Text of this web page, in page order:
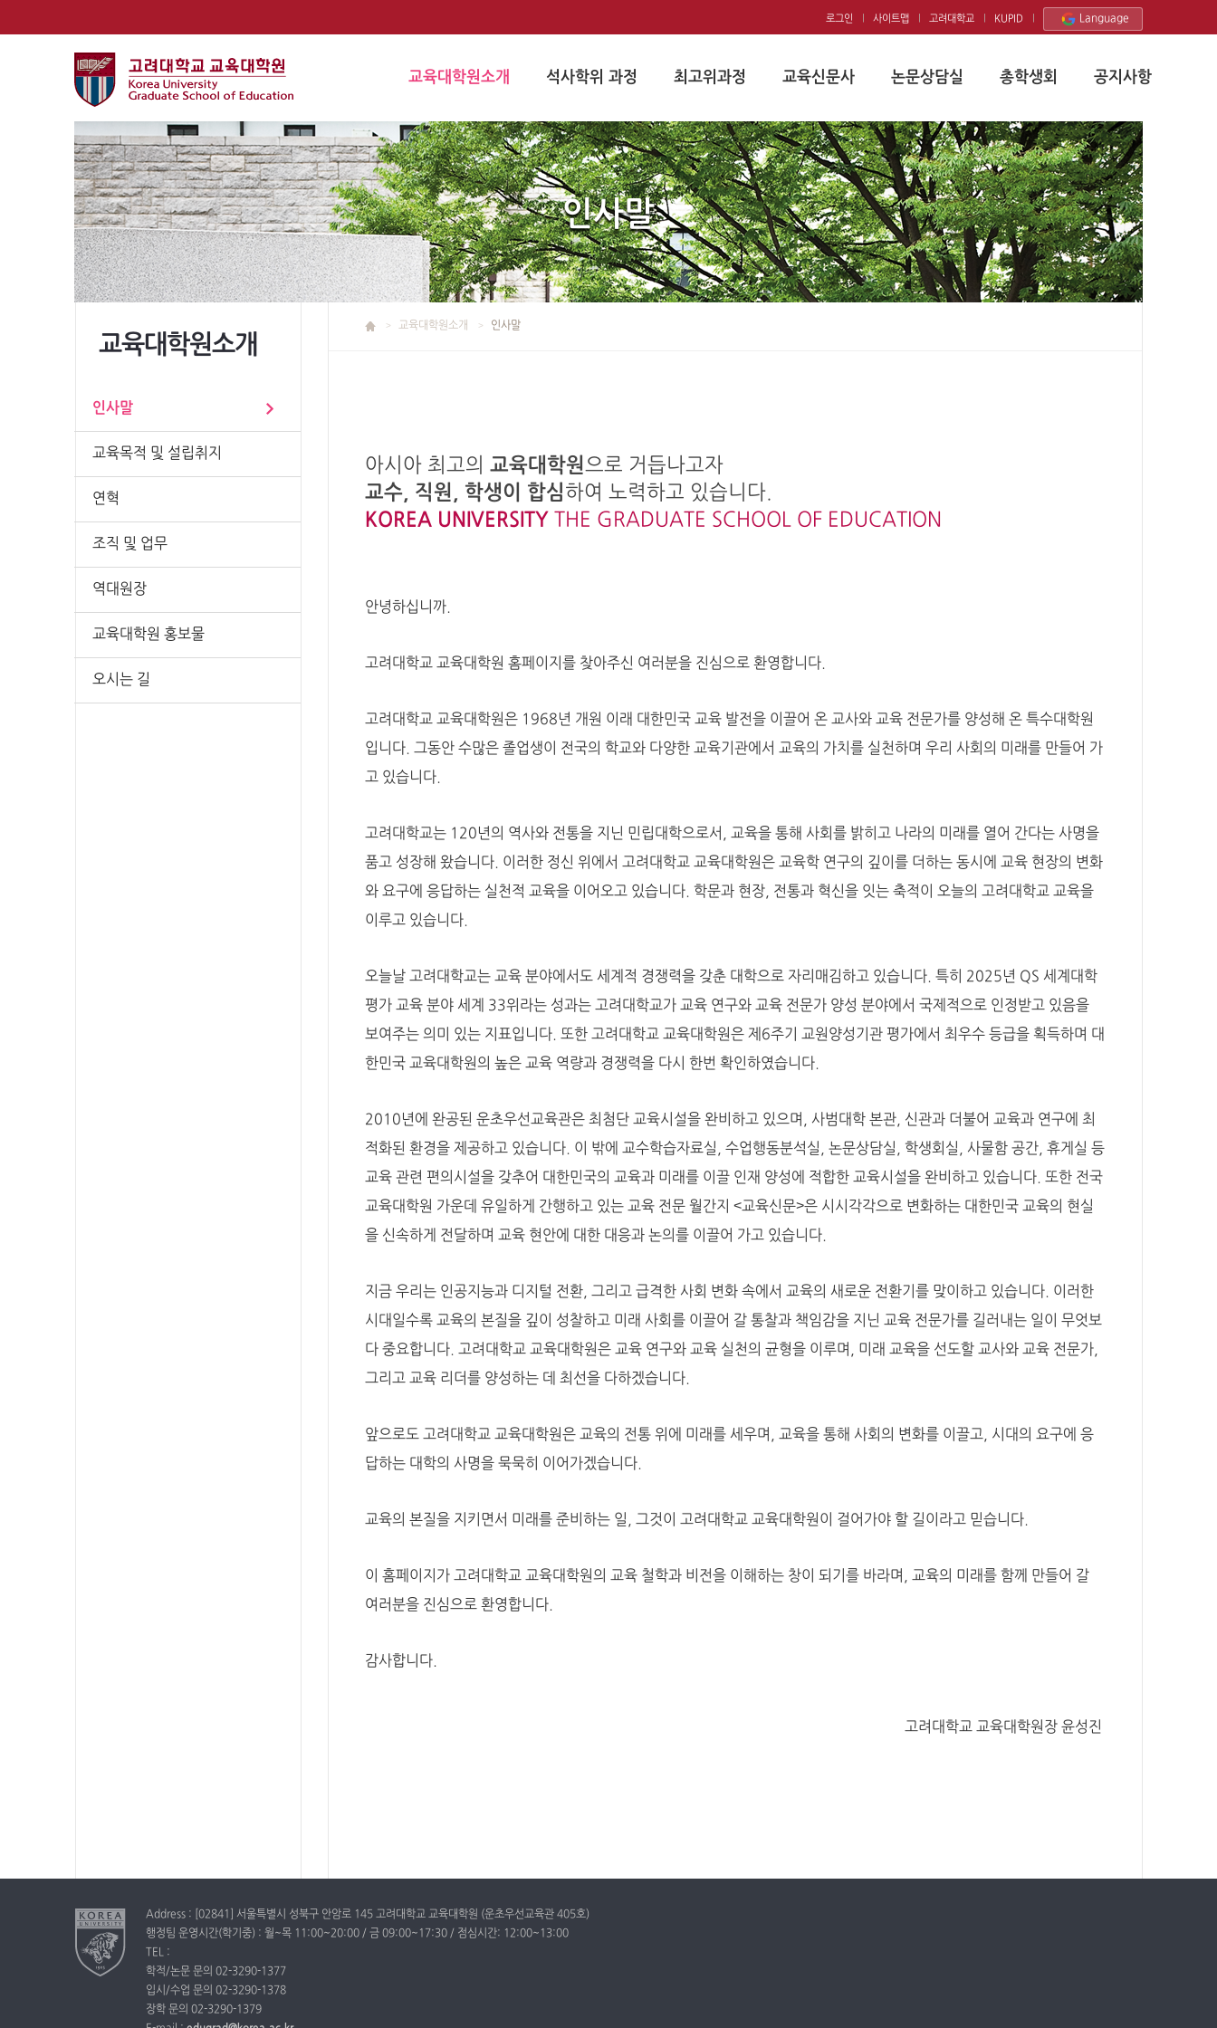
로그인 사이트맵 고려대학교 KUPID Language
교육대학원소개 석사학위 과정 최고위과정 교육신문사 논문상담실 총학생회 공지사항
인사말
교육대학원소개
인사말
교육목적 및 설립취지
연혁
조직 및 업무
역대원장
교육대학원 홍보물
오시는 길
교육대학원소개 인사말
아시아 최고의 교육대학원으로 거듭나고자
교수, 직원, 학생이 합심하여 노력하고 있습니다.
KOREA UNIVERSITY THE GRADUATE SCHOOL OF EDUCATION
안녕하십니까.
고려대학교 교육대학원 홈페이지를 찾아주신 여러분을 진심으로 환영합니다.
고려대학교 교육대학원은 1968년 개원 이래 대한민국 교육 발전을 이끌어 온 교사와 교육 전문가를 양성해 온 특수대학원
입니다. 그동안 수많은 졸업생이 전국의 학교와 다양한 교육기관에서 교육의 가치를 실천하며 우리 사회의 미래를 만들어 가
고 있습니다.
고려대학교는 120년의 역사와 전통을 지닌 민립대학으로서, 교육을 통해 사회를 밝히고 나라의 미래를 열어 간다는 사명을
품고 성장해 왔습니다. 이러한 정신 위에서 고려대학교 교육대학원은 교육학 연구의 깊이를 더하는 동시에 교육 현장의 변화
와 요구에 응답하는 실천적 교육을 이어오고 있습니다. 학문과 현장, 전통과 혁신을 잇는 축적이 오늘의 고려대학교 교육을
이루고 있습니다.
오늘날 고려대학교는 교육 분야에서도 세계적 경쟁력을 갖춘 대학으로 자리매김하고 있습니다. 특히 2025년 QS 세계대학
평가 교육 분야 세계 33위라는 성과는 고려대학교가 교육 연구와 교육 전문가 양성 분야에서 국제적으로 인정받고 있음을
보여주는 의미 있는 지표입니다. 또한 고려대학교 교육대학원은 제6주기 교원양성기관 평가에서 최우수 등급을 획득하며 대
한민국 교육대학원의 높은 교육 역량과 경쟁력을 다시 한번 확인하였습니다.
2010년에 완공된 운초우선교육관은 최첨단 교육시설을 완비하고 있으며, 사범대학 본관, 신관과 더불어 교육과 연구에 최
적화된 환경을 제공하고 있습니다. 이 밖에 교수학습자료실, 수업행동분석실, 논문상담실, 학생회실, 사물함 공간, 휴게실 등
교육 관련 편의시설을 갖추어 대한민국의 교육과 미래를 이끌 인재 양성에 적합한 교육시설을 완비하고 있습니다. 또한 전국
교육대학원 가운데 유일하게 간행하고 있는 교육 전문 월간지 <교육신문>은 시시각각으로 변화하는 대한민국 교육의 현실
을 신속하게 전달하며 교육 현안에 대한 대응과 논의를 이끌어 가고 있습니다.
지금 우리는 인공지능과 디지털 전환, 그리고 급격한 사회 변화 속에서 교육의 새로운 전환기를 맞이하고 있습니다. 이러한
시대일수록 교육의 본질을 깊이 성찰하고 미래 사회를 이끌어 갈 통찰과 책임감을 지닌 교육 전문가를 길러내는 일이 무엇보
다 중요합니다. 고려대학교 교육대학원은 교육 연구와 교육 실천의 균형을 이루며, 미래 교육을 선도할 교사와 교육 전문가,
그리고 교육 리더를 양성하는 데 최선을 다하겠습니다.
앞으로도 고려대학교 교육대학원은 교육의 전통 위에 미래를 세우며, 교육을 통해 사회의 변화를 이끌고, 시대의 요구에 응
답하는 대학의 사명을 묵묵히 이어가겠습니다.
교육의 본질을 지키면서 미래를 준비하는 일, 그것이 고려대학교 교육대학원이 걸어가야 할 길이라고 믿습니다.
이 홈페이지가 고려대학교 교육대학원의 교육 철학과 비전을 이해하는 창이 되기를 바라며, 교육의 미래를 함께 만들어 갈
여러분을 진심으로 환영합니다.
감사합니다.
고려대학교 교육대학원장 윤성진
Address : [02841] 서울특별시 성북구 안암로 145 고려대학교 교육대학원 (운초우선교육관 405호)
행정팀 운영시간(학기중) : 월~목 11:00~20:00 / 금 09:00~17:30 / 점심시간: 12:00~13:00
TEL :
학적/논문 문의 02-3290-1377
입시/수업 문의 02-3290-1378
장학 문의 02-3290-1379